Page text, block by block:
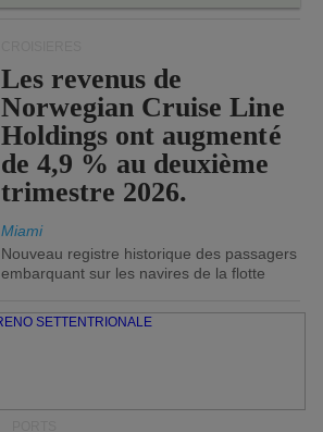
Les revenus de
Norwegian Cruise Line
Holdings ont augmenté
de 4,9 % au deuxième
trimestre 2026.
Miami
Nouveau registre historique des passagers
embarquant sur les navires de la flotte